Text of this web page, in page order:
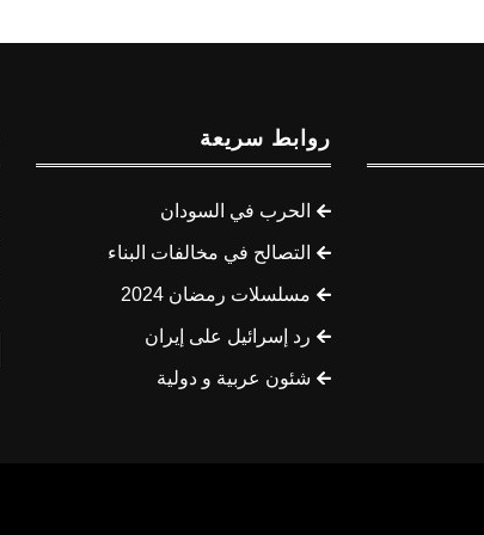
روابط سريعة
الحرب في السودان
التصالح في مخالفات البناء
مسلسلات رمضان 2024
رد إسرائيل على إيران
شئون عربية و دولية